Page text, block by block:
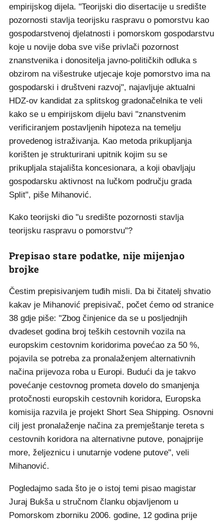
empirijskog dijela. "Teorijski dio disertacije u središte
pozornosti stavlja teorijsku raspravu o pomorstvu kao
gospodarstvenoj djelatnosti i pomorskom gospodarstvu
koje u novije doba sve više privlači pozornost
znanstvenika i donositelja javno-političkih odluka s
obzirom na višestruke utjecaje koje pomorstvo ima na
gospodarski i društveni razvoj", najavljuje aktualni
HDZ-ov kandidat za splitskog gradonačelnika te veli
kako se u empirijskom dijelu bavi "znanstvenim
verificiranjem postavljenih hipoteza na temelju
provedenog istraživanja. Kao metoda prikupljanja
korišten je strukturirani upitnik kojim su se
prikupljala stajališta koncesionara, a koji obavljaju
gospodarsku aktivnost na lučkom području grada
Split", piše Mihanović.
Kako teorijski dio "u središte pozornosti stavlja
teorijsku raspravu o pomorstvu"?
Prepisao stare podatke, nije mijenjao
brojke
Čestim prepisivanjem tuđih misli. Da bi čitatelj shvatio
kakav je Mihanović prepisivač, počet ćemo od stranice
38 gdje piše: "Zbog činjenice da se u posljednjih
dvadeset godina broj teških cestovnih vozila na
europskim cestovnim koridorima povećao za 50 %,
pojavila se potreba za pronalaženjem alternativnih
načina prijevoza roba u Europi. Budući da je takvo
povećanje cestovnog prometa dovelo do smanjenja
protočnosti europskih cestovnih koridora, Europska
komisija razvila je projekt Short Sea Shipping. Osnovni
cilj jest pronalaženje načina za premještanje tereta s
cestovnih koridora na alternativne putove, ponajprije
more, željeznicu i unutarnje vodene putove", veli
Mihanović.
Pogledajmo sada što je o istoj temi pisao magistar
Juraj Bukša u stručnom članku objavljenom u
Pomorskom zborniku 2006. godine, 12 godina prije